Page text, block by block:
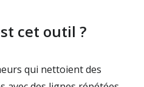
cet outil ?
qui nettoient des